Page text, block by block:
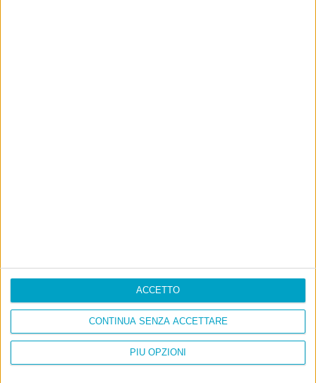
PIÙ OPZIONI
CONTINUA SENZA ACCETTARE
ACCETTO